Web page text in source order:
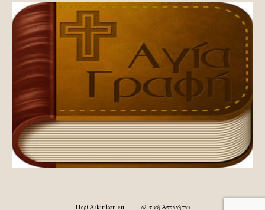
Περί Askitikon.eu Πολιτική Απορρήτου